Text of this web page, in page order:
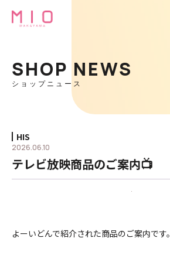
SHOP NEWS
ショップニュース
HIS
2026.06.10
テレビ放映商品のご案内📺
よーいどんで紹介された商品のご案内です。